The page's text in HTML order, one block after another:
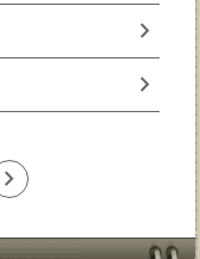
chevron_right
chevron_right